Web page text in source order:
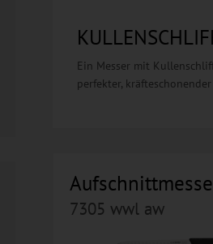
Ein Messer mit
perfekter,
7305 wwl aw